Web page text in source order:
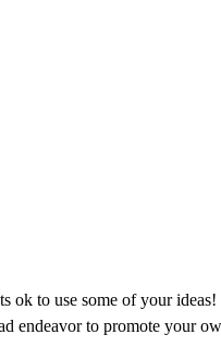
to use some of your
endeavor to promote your